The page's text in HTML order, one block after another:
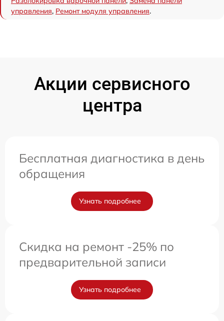
управления, Ремонт модуля управления.
Акции сервисного
центра
Бесплатная диагностика в день
обращения
Узнать подробнее
Скидка на ремонт -25% по
предварительной записи
Узнать подробнее